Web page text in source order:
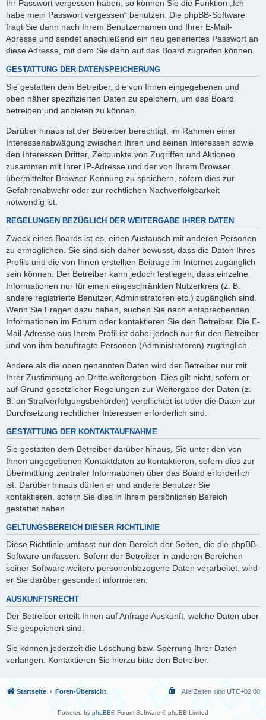
Ihr Passwort vergessen haben, so können Sie die Funktion „Ich
habe mein Passwort vergessen“ benutzen. Die phpBB-Software
fragt Sie dann nach Ihrem Benutzernamen und Ihrer E-Mail-
Adresse und sendet anschließend ein neu generiertes Passwort an
diese Adresse, mit dem Sie dann auf das Board zugreifen können.
GESTATTUNG DER DATENSPEICHERUNG
Sie gestatten dem Betreiber, die von Ihnen eingegebenen und
oben näher spezifizierten Daten zu speichern, um das Board
betreiben und anbieten zu können.
Darüber hinaus ist der Betreiber berechtigt, im Rahmen einer
Interessenabwägung zwischen Ihren und seinen Interessen sowie
den Interessen Dritter, Zeitpunkte von Zugriffen und Aktionen
zusammen mit Ihrer IP-Adresse und der von Ihrem Browser
übermittelter Browser-Kennung zu speichern, sofern dies zur
Gefahrenabwehr oder zur rechtlichen Nachverfolgbarkeit
notwendig ist.
REGELUNGEN BEZÜGLICH DER WEITERGABE IHRER DATEN
Zweck eines Boards ist es, einen Austausch mit anderen Personen
zu ermöglichen. Sie sind sich daher bewusst, dass die Daten Ihres
Profils und die von Ihnen erstellten Beiträge im Internet zugänglich
sein können. Der Betreiber kann jedoch festlegen, dass einzelne
Informationen nur für einen eingeschränkten Nutzerkreis (z. B.
andere registrierte Benutzer, Administratoren etc.) zugänglich sind.
Wenn Sie Fragen dazu haben, suchen Sie nach entsprechenden
Informationen im Forum oder kontaktieren Sie den Betreiber. Die E-
Mail-Adresse aus Ihrem Profil ist dabei jedoch nur für den Betreiber
und von ihm beauftragte Personen (Administratoren) zugänglich.
Andere als die oben genannten Daten wird der Betreiber nur mit
Ihrer Zustimmung an Dritte weitergeben. Dies gilt nicht, sofern er
auf Grund gesetzlicher Regelungen zur Weitergabe der Daten (z.
B. an Strafverfolgungsbehörden) verpflichtet ist oder die Daten zur
Durchsetzung rechtlicher Interessen erforderlich sind.
GESTATTUNG DER KONTAKTAUFNAHME
Sie gestatten dem Betreiber darüber hinaus, Sie unter den von
Ihnen angegebenen Kontaktdaten zu kontaktieren, sofern dies zur
Übermittlung zentraler Informationen über das Board erforderlich
ist. Darüber hinaus dürfen er und andere Benutzer Sie
kontaktieren, sofern Sie dies in Ihrem persönlichen Bereich
gestattet haben.
GELTUNGSBEREICH DIESER RICHTLINIE
Diese Richtlinie umfasst nur den Bereich der Seiten, die die phpBB-
Software umfassen. Sofern der Betreiber in anderen Bereichen
seiner Software weitere personenbezogene Daten verarbeitet, wird
er Sie darüber gesondert informieren.
AUSKUNFTSRECHT
Der Betreiber erteilt Ihnen auf Anfrage Auskunft, welche Daten über
Sie gespeichert sind.
Sie können jederzeit die Löschung bzw. Sperrung Ihrer Daten
verlangen. Kontaktieren Sie hierzu bitte den Betreiber.
Startseite Foren-Übersicht Alle Zeiten sind UTC+02:00
Powered by phpBB® Forum Software © phpBB Limited